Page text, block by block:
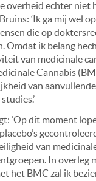
overheid echter niet
‘Ik ga mij wel
die op
Omdat ik belang
van medicinale
Cannabis
van aanvullende
‘Op dit moment
van
In overleg
het BMC zal ik